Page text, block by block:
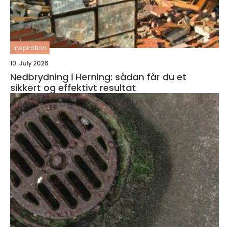
inspiration
10. July 2026
Nedbrydning i Herning: sådan får du et
sikkert og effektivt resultat